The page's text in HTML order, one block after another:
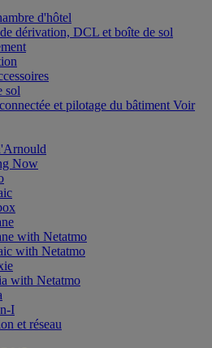
d'hôtel
dérivation, DCL et boîte de sol
sol
et pilotage du bâtiment Voir
Now
with Netatmo
with Netatmo
with Netatmo
I
et réseau